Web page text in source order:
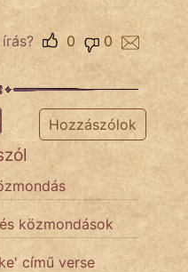
0
0
Hozzászólok
közmondások
című verse